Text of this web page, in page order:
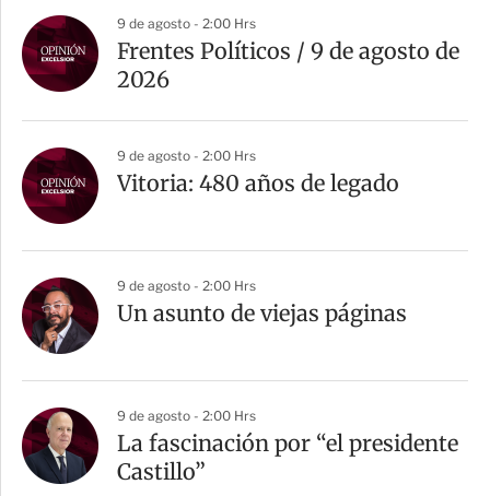
9 de agosto - 2:00 Hrs
Frentes Políticos / 9 de agosto de
2026
9 de agosto - 2:00 Hrs
Vitoria: 480 años de legado
9 de agosto - 2:00 Hrs
Un asunto de viejas páginas
9 de agosto - 2:00 Hrs
La fascinación por “el presidente
Castillo”